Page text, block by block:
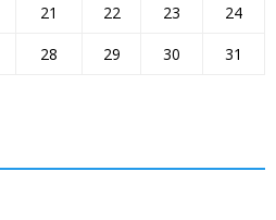
21 22 23
24
28 29 30
31